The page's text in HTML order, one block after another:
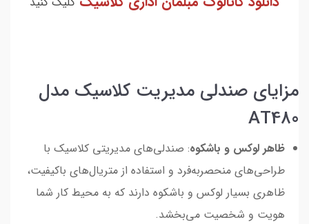
مزایای صندلی مدیریت کلاسیک مدل
AT480
ظاهر لوکس و باشکوه: صندلی‌های مدیریتی کلاسیک با
طراحی‌های منحصربه‌فرد و استفاده از متریال‌های باکیفیت،
ظاهری بسیار لوکس و باشکوه دارند که به محیط کار شما
هویت و شخصیت می‌بخشد.